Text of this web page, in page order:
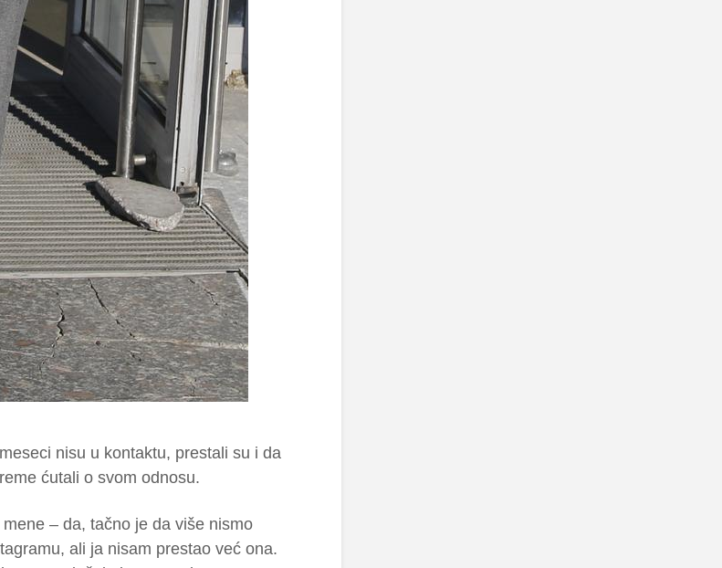
nisu u kontaktu, prestali su i da
ćutali o svom odnosu.
– da, tačno je da više nismo
ali ja nisam prestao već ona.